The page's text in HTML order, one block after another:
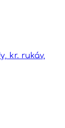
kr. rukáv,